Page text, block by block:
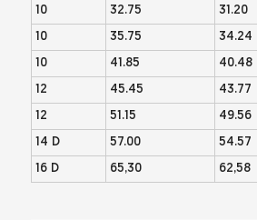
10
32.75 31.20
10
35.75 34.24
10
41.85 40.48
12
45.45 43.77
12
51.15 49.56
14 D
57.00 54.57
16 D
65,30 62,58